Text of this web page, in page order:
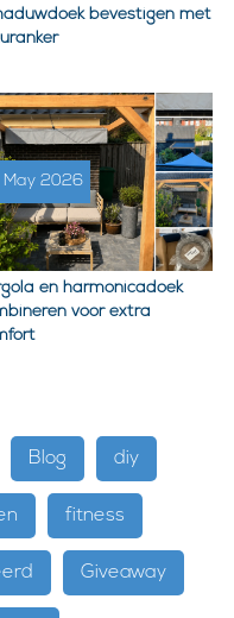
bevestigen met
May 2026
en harmonicadoek
voor extra
Blog diy
fitness
Giveaway